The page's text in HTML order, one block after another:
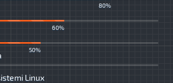
80%
60%
50%
Linux